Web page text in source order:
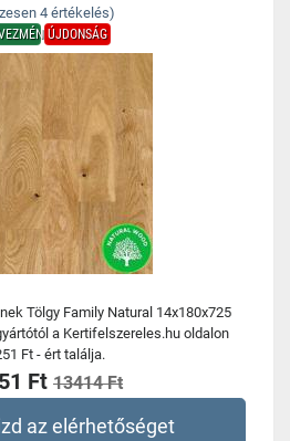
4 értékelés)
ÚJDONSÁG
Tölgy Family Natural 14x180x725
a Kertifelszereles.hu oldalon
Ft - ért találja.
Ft 13414 Ft
az elérhetőséget